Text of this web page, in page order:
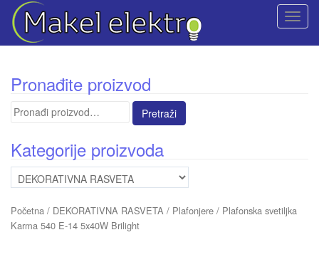
T
t
Pronađite proizvod
Pretraga
Kategorije proizvoda
Početna / DEKORATIVNA RASVETA / Plafonjere / Plafonska svetiljka
Karma 540 E-14 5x40W Brilight